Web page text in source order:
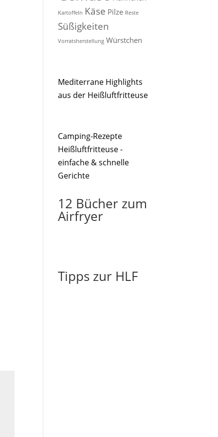
Kartoffeln Käse Pilze Reste
Süßigkeiten
Vorratsherstellung Würstchen
Mediterrane Highlights
aus der Heißluftfritteuse
Camping-Rezepte
Heißluftfritteuse -
einfache & schnelle
Gerichte
12 Bücher zum
Airfryer
Tipps zur HLF